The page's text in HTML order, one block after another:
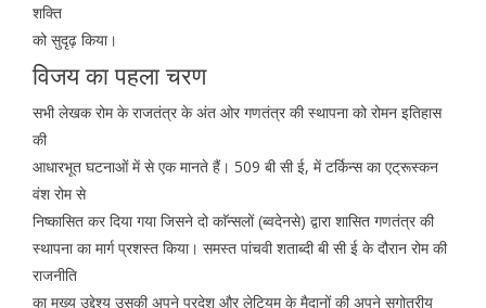
शक्ति
को सुदृढ़ किया।
विजय का पहला चरण
सभी लेखक रोम के राजतंत्र के अंत ओर गणतंत्र की स्थापना को रोमन इतिहास
की
आधारभूत घटनाओं में से एक मानते हैं। 509 बी सी ई, में टर्किन्स का एट्रूस्कन
वंश रोम से
निष्कासित कर दिया गया जिसने दो काॅन्सलों (ब्वदेनसे) द्वारा शासित गणतंत्र की
स्थापना का मार्ग प्रशस्त किया। समस्त पांचवी शताब्दी बी सी ई के दौरान रोम की
राजनीति
का मुख्य उद्देश्य उसकी अपने प्रदेश और लेटियम के मैदानों की अपने सगोत्रीय